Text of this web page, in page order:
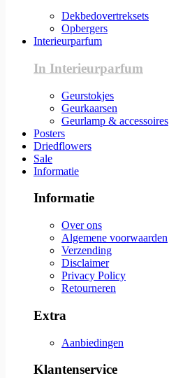
Dekbedovertreksets
Opbergers
Interieurparfum
In Interieurparfum
Geurstokjes
Geurkaarsen
Geurlamp & accessoires
Posters
Driedflowers
Sale
Informatie
Informatie
Over ons
Algemene voorwaarden
Verzending
Disclaimer
Privacy Policy
Retourneren
Extra
Aanbiedingen
Klantenservice